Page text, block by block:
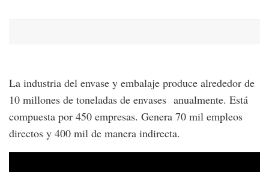
La industria del envase y embalaje produce alrededor de
10 millones de toneladas de envases anualmente. Está
compuesta por 450 empresas. Genera 70 mil empleos
directos y 400 mil de manera indirecta.